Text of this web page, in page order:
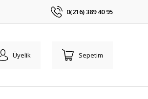
0(216) 389 40 95
Üyelik Sepetim